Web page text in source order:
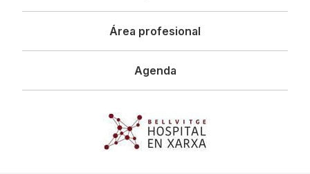
Área profesional
Agenda